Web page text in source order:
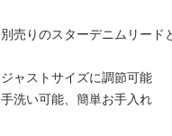
別売りのスターデニムリード
ジャストサイズに調節可能
手洗い可能、簡単お手入れ